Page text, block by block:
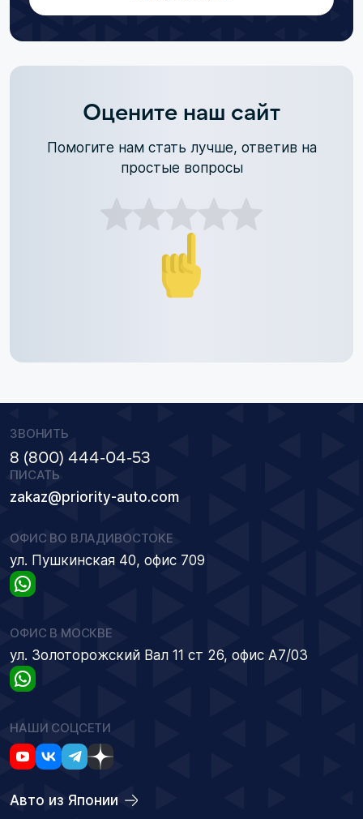
Оцените наш сайт
Помогите нам стать лучше, ответив на
простые вопросы
ЗВОНИТЬ
8 (800) 444-04-53
ПИСАТЬ
zakaz@priority-auto.com
ОФИС ВО ВЛАДИВОСТОКЕ
ул. Пушкинская 40, офис 709
ОФИС В МОСКВЕ
ул. Золоторожский Вал 11 ст 26, офис А7/03
НАШИ СОЦСЕТИ
Авто из Японии